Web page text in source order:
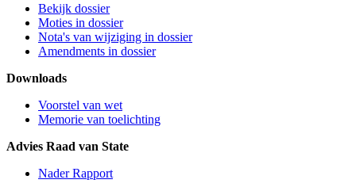
Bekijk dossier
Moties in dossier
Nota's van wijziging in dossier
Amendments in dossier
Downloads
Voorstel van wet
Memorie van toelichting
Advies Raad van State
Nader Rapport